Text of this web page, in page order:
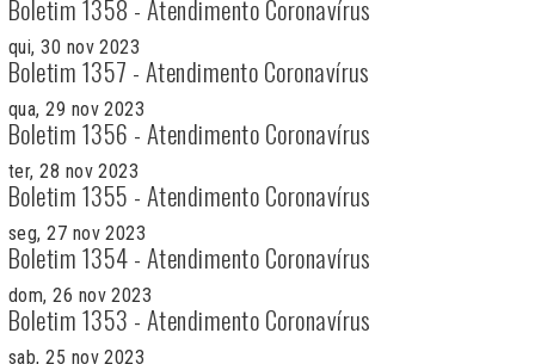
Boletim 1358 - Atendimento Coronavírus
qui, 30 nov 2023
Boletim 1357 - Atendimento Coronavírus
qua, 29 nov 2023
Boletim 1356 - Atendimento Coronavírus
ter, 28 nov 2023
Boletim 1355 - Atendimento Coronavírus
seg, 27 nov 2023
Boletim 1354 - Atendimento Coronavírus
dom, 26 nov 2023
Boletim 1353 - Atendimento Coronavírus
sab, 25 nov 2023